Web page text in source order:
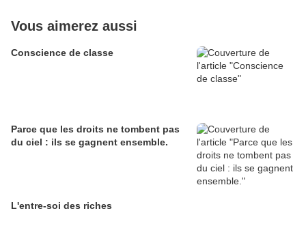
Vous aimerez aussi
Conscience de classe
Parce que les droits ne tombent pas
du ciel : ils se gagnent ensemble.
L'entre-soi des riches